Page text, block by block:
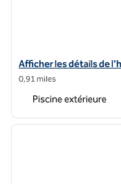
Afficher les détails de
Afficher les détails de
0,91 miles
Piscine extérieure
1 sur 12